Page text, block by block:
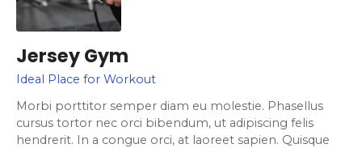
Jersey Gym
Ideal Place for Workout
Morbi porttitor semper diam eu molestie. Phasellus
cursus tortor nec orci bibendum, ut adipiscing felis
hendrerit. In a congue orci, at laoreet sapien. Quisque